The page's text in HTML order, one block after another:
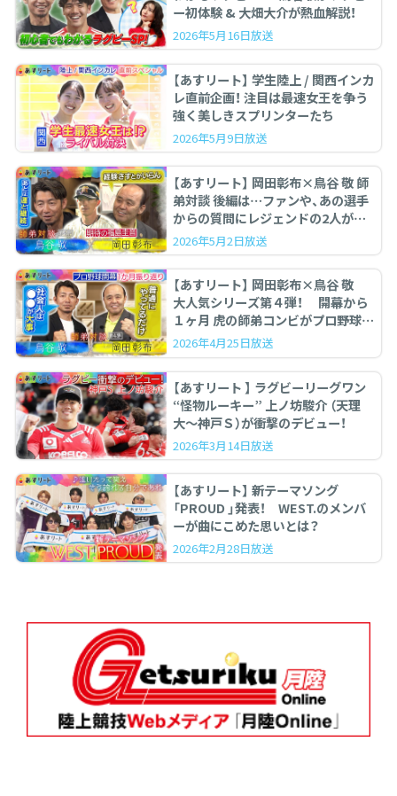
ー初体験 & 大畑大介が熱血解説！
2026年5月16日放送
【あすリート】 学生陸上 / 関西インカ
レ直前企画！ 注目は最速女王を争う
強く美しきスプリンターたち
2026年5月9日放送
【あすリート】 岡田彰布×鳥谷 敬 師
弟対談 後編は…ファンや、あの選手
からの質問にレジェンドの2人が答
えます。
2026年5月2日放送
【あすリート】 岡田彰布×鳥谷 敬
大人気シリーズ第４弾！ 開幕から
１ヶ月 虎の師弟コンビがプロ野球を
ぶった斬る！
2026年4月25日放送
【あすリート 】 ラグビーリーグワン
“怪物ルーキー” 上ノ坊駿介 （天理
大〜神戸Ｓ）が衝撃のデビュー！
2026年3月14日放送
【あすリート】 新テーマソング
「PROUD 」発表！ WEST.のメンバ
ーが曲にこめた思いとは？
2026年2月28日放送